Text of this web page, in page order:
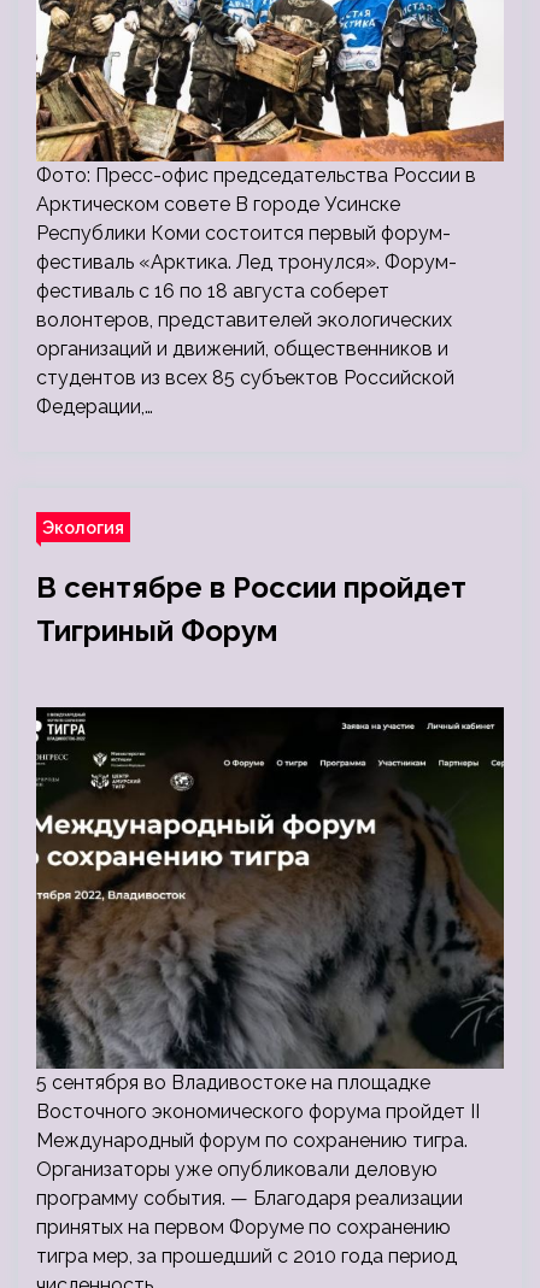
Фото: Пресс-офис председательства России в
Арктическом совете В городе Усинске
Республики Коми состоится первый форум-
фестиваль «Арктика. Лед тронулся». Форум-
фестиваль с 16 по 18 августа соберет
волонтеров, представителей экологических
организаций и движений, общественников и
студентов из всех 85 субъектов Российской
Федерации,…
Экология
В сентябре в России пройдет
Тигриный Форум
5 сентября во Владивостоке на площадке
Восточного экономического форума пройдет II
Международный форум по сохранению тигра.
Организаторы уже опубликовали деловую
программу события. — Благодаря реализации
принятых на первом Форуме по сохранению
тигра мер, за прошедший с 2010 года период